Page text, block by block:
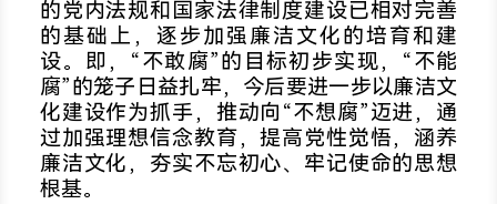
的党内法规和国家法律制度建设已相对完善
的基础上，逐步加强廉洁文化的培育和建
设。即，“不敢腐”的目标初步实现，“不能
腐”的笼子日益扎牢，今后要进一步以廉洁文
化建设作为抓手，推动向“不想腐”迈进，通
过加强理想信念教育，提高党性觉悟，涵养
廉洁文化，夯实不忘初心、牢记使命的思想
根基。